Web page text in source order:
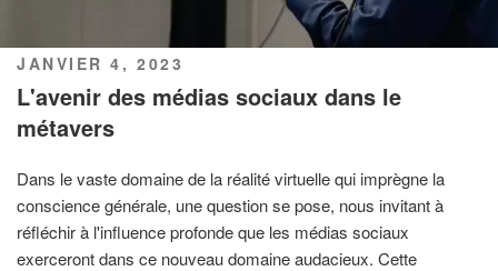
PUBLIÉ
LE
JANVIER 4, 2023
L'avenir des médias sociaux dans le
métavers
Dans le vaste domaine de la réalité virtuelle qui imprègne la
conscience générale, une question se pose, nous invitant à
réfléchir à l'influence profonde que les médias sociaux
exerceront dans ce nouveau domaine audacieux. Cette